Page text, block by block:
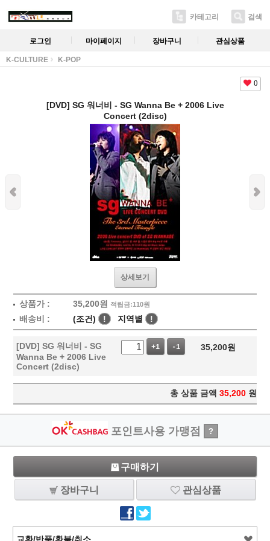
카테고리 검색
로그인 마이페이지 장바구니 관심상품
K-CULTURE K-POP
0
[DVD] SG 워너비 - SG Wanna Be + 2006 Live
Concert (2disc)
상세보기
상품가 : 35,200원 적립금:110원
배송비 : (조건) ! 지역별 !
[DVD] SG 워너비 - SG
Wanna Be + 2006 Live
Concert (2disc)
+1 -1 35,200원
총 상품 금액 35,200 원
포인트사용 가맹점 ?
구매하기
장바구니 관심상품
교환/반품/환불/취소